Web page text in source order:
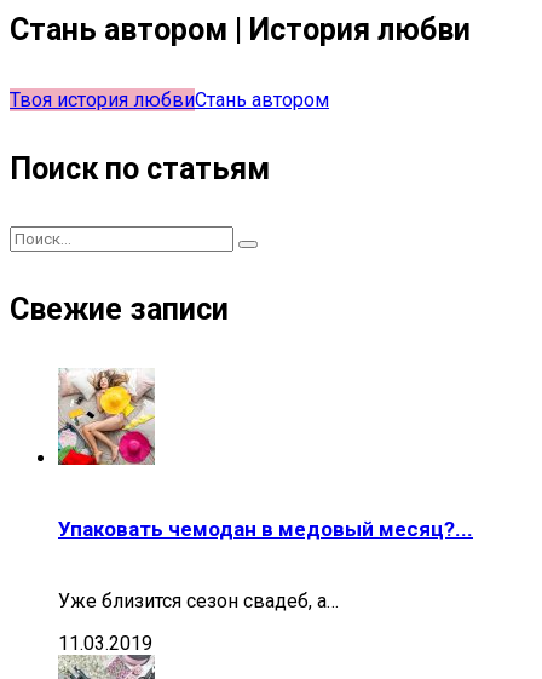
Стань автором | История любви
Твоя история любвиСтань автором
Поиск по статьям
Свежие записи
Упаковать чемодан в медовый месяц?...
Уже близится сезон свадеб, а…
11.03.2019